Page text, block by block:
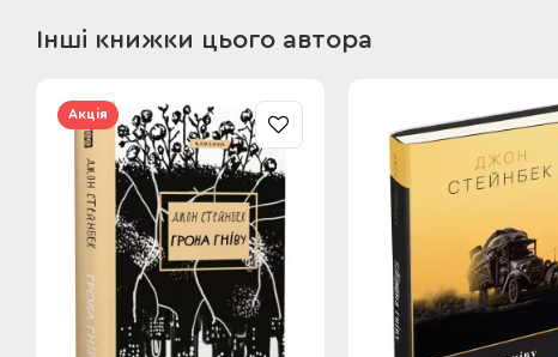
Інші книжки цього автора
Акція